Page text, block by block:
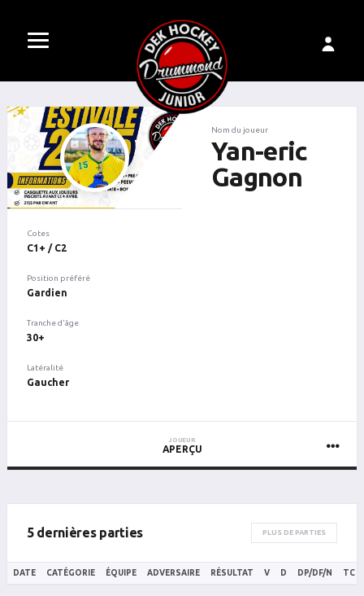
Nom du joueur
Yan-eric
Gagnon
Cotes
C1+ / C2
Position préféré
Gardien
Tranche d'âge
30+
Latéralité
Gaucher
JOUEUR
APERÇU
5 dernières parties PLUS DE PARTIES
DATE CATÉGORIE ÉQUIPE ADVERSAIRE RÉSULTAT V D DP/DF/N TC